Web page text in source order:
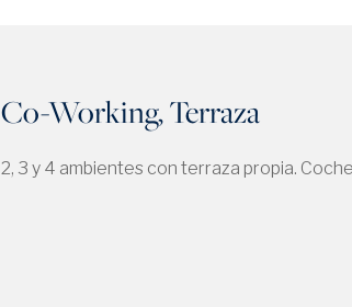
Working, Terraza
3 y 4 ambientes con terraza propia.